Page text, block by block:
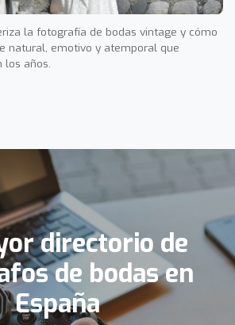
la fotografía de bodas vintage y cómo
natural, emotivo y atemporal que
los años.
directorio de
de bodas en
España